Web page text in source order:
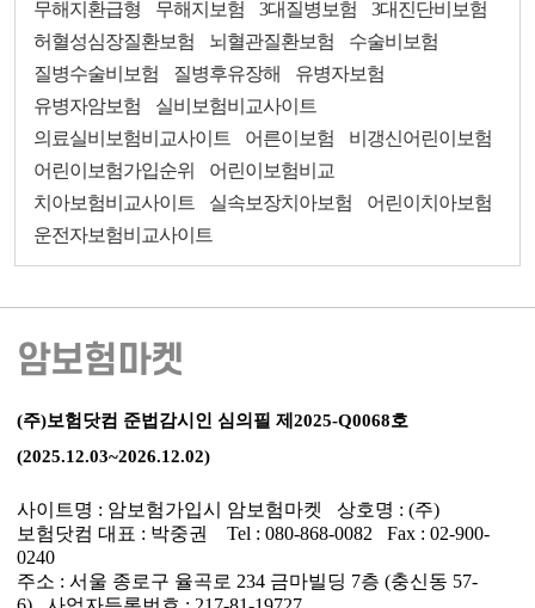
무해지환급형
무해지보험 3대질병보험
3대진단비보험
허혈성심장질환보험
뇌혈관질환보험
수술비보험
질병수술비보험
질병후유장해
유병자보험
유병자암보험
실비보험비교사이트
의료실비보험비교사이트
어른이보험
비갱신어린이보험
어린이보험가입순위
어린이보험비교
치아보험비교사이트
실속보장치아보험
어린이치아보험
운전자보험비교사이트
암보험마켓
(주)보험닷컴 준법감시인 심의필 제2025-Q0068호
(2025.12.03~2026.12.02)
사이트명 : 암보험가입시 암보험마켓 상호명 : (주)
보험닷컴 대표 : 박중권 Tel : 080-868-0082 Fax : 02-900-
0240
주소 : 서울 종로구 율곡로 234 금마빌딩 7층 (충신동 57-